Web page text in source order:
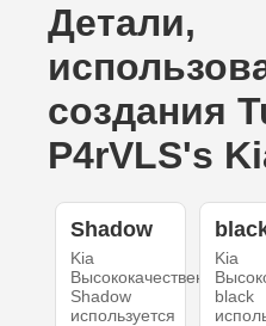
Детали,
создания
P4rVLS's
Shadow
Kia
Высококачественный
Shadow
используется
Kia
black